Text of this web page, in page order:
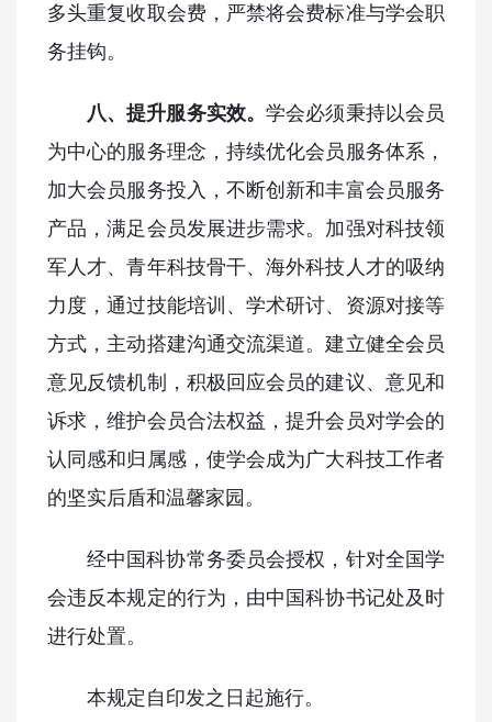
多头重复收取会费，严禁将会费标准与学会职
务挂钩。
八、提升服务实效。学会必须秉持以会员
为中心的服务理念，持续优化会员服务体系，
加大会员服务投入，不断创新和丰富会员服务
产品，满足会员发展进步需求。加强对科技领
军人才、青年科技骨干、海外科技人才的吸纳
力度，通过技能培训、学术研讨、资源对接等
方式，主动搭建沟通交流渠道。建立健全会员
意见反馈机制，积极回应会员的建议、意见和
诉求，维护会员合法权益，提升会员对学会的
认同感和归属感，使学会成为广大科技工作者
的坚实后盾和温馨家园。
经中国科协常务委员会授权，针对全国学
会违反本规定的行为，由中国科协书记处及时
进行处置。
本规定自印发之日起施行。